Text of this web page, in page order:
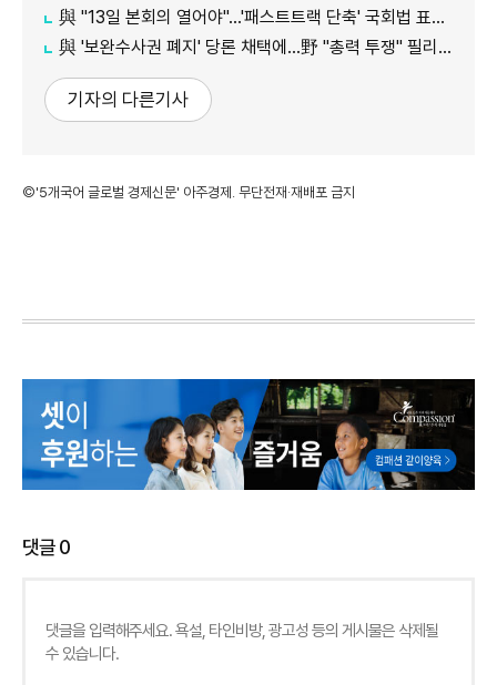
與 "13일 본회의 열어야"…'패스트트랙 단축' 국회법 표결 추진
與 '보완수사권 폐지' 당론 채택에…野 "총력 투쟁" 필리버스터 예고
기자의 다른기사
©'5개국어 글로벌 경제신문' 아주경제. 무단전재·재배포 금지
댓글0